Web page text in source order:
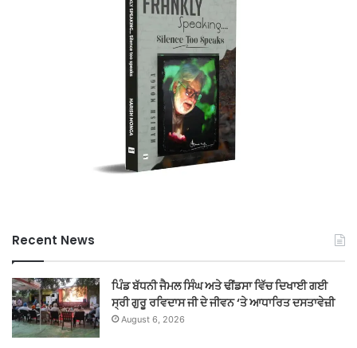
Recent News
ਪਿੰਡ ਬੱਧਨੀ ਜੈਮਲ ਸਿੰਘ ਅਤੇ ਢੀਂਡਸਾ ਵਿੱਚ ਦਿਖਾਈ ਗਈ
ਸ੍ਰੀ ਗੁਰੂ ਰਵਿਦਾਸ ਜੀ ਦੇ ਜੀਵਨ ‘ਤੇ ਆਧਾਰਿਤ ਦਸਤਾਵੇਜ਼ੀ
August 6, 2026